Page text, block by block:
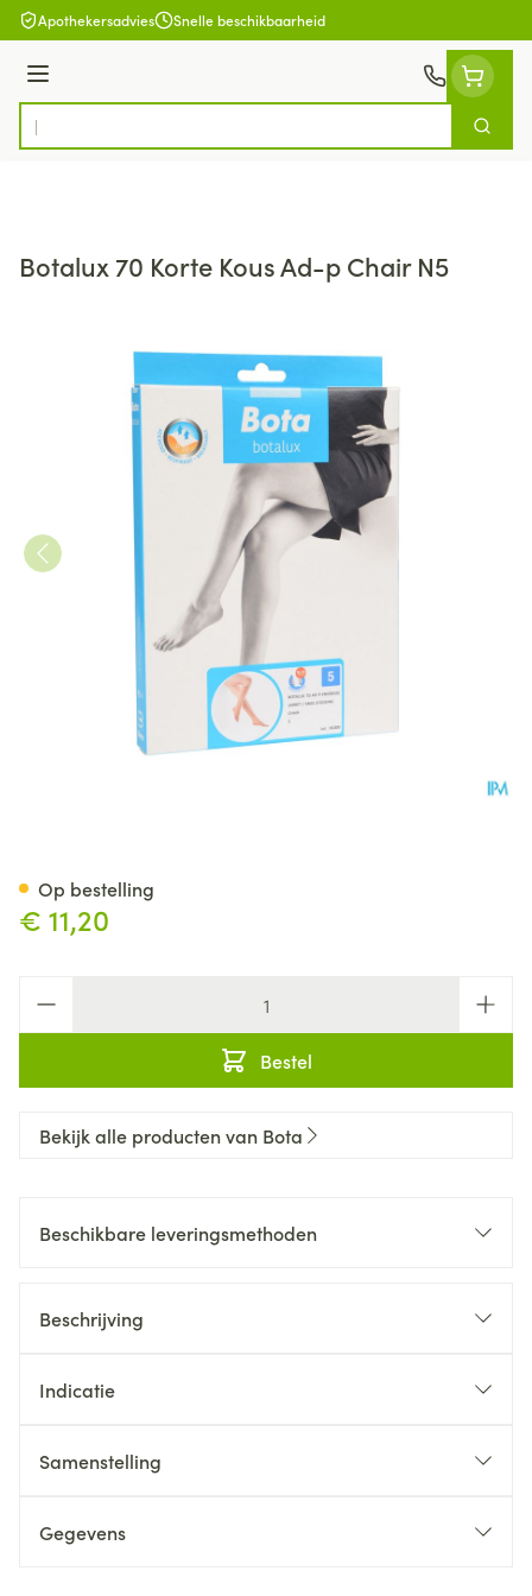
Ga naar de inhoud
Apothekersadvies Snelle beschikbaarheid
Menu
Product, merk, categorie...
Zoek
Botalux 70 Korte Kous Ad-p Chair N5
€ 11,20
Bestel
Op bestelling
Bekijk alle producten van Bota
Beschikbare leveringsmethoden
Beschrijving
Indicatie
Samenstelling
Gegevens